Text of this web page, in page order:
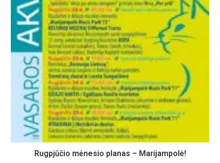
Rugpjūčio mėnesio planas – Marijampolė!